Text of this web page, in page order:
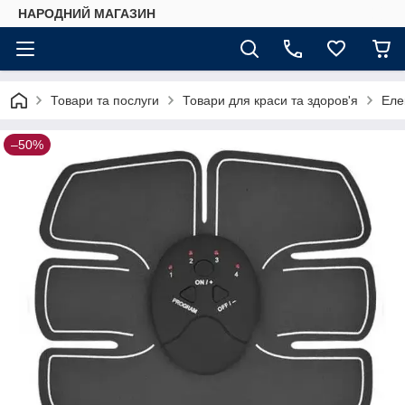
НАРОДНИЙ МАГАЗИН
Товари та послуги Товари для краси та здоров'я
–50%